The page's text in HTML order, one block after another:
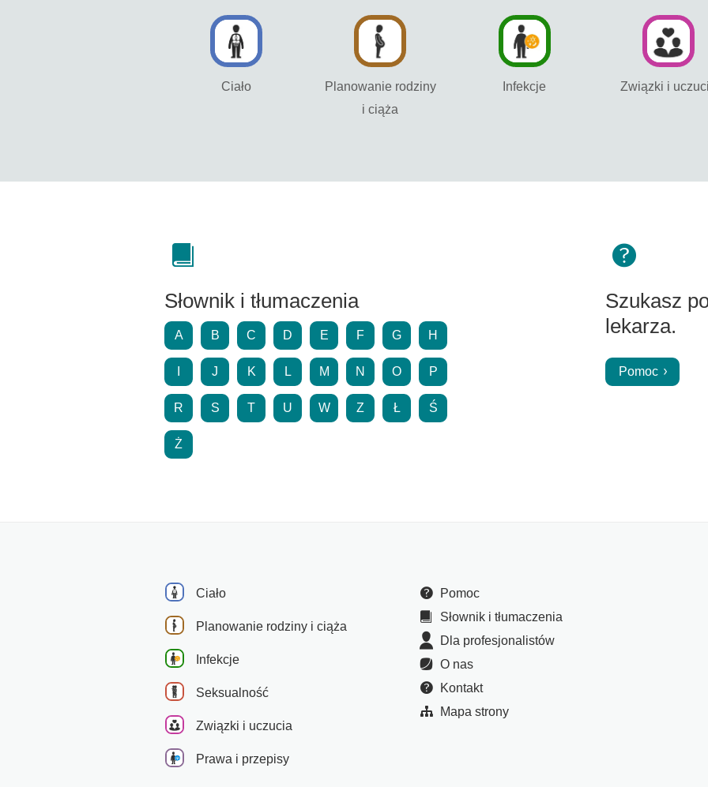
Ciało
Planowanie rodziny
i ciąża
Infekcje Związki i
Słownik i tłumaczenia
A B C D E F G H
J K L M N O P
R S T U W Z Ł Ś
Ż
Szukasz
lekarza.
Pomoc
Ciało
Planowanie rodziny i ciąża
Infekcje
Seksualność
Związki i uczucia
Prawa i przepisy
Pomoc
Słownik i tłumaczenia
Dla profesjonalistów
O nas
Kontakt
Mapa strony